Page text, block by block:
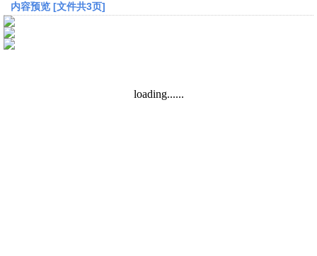
论文
内容预览 [文件共3页]